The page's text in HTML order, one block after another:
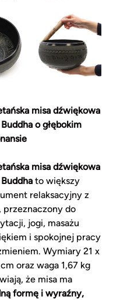
misa dźwiękowa
o głębokim
misa dźwiękowa
to większy
relaksacyjny z
przeznaczony do
jogi, masażu
i spokojnej pracy
Wymiary 21 x
oraz waga 1,67 kg
że misa ma
formę i wyraźny,